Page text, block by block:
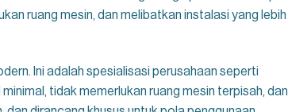
ruang mesin, dan melibatkan instalasi yang lebih
Ini adalah spesialisasi perusahaan seperti
tidak memerlukan ruang mesin terpisah, dan